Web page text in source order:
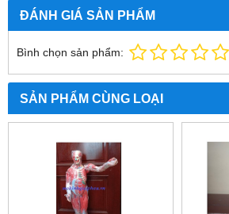
ĐÁNH GIÁ SẢN PHẨM
Bình chọn sản phẩm:
SẢN PHẨM CÙNG LOẠI